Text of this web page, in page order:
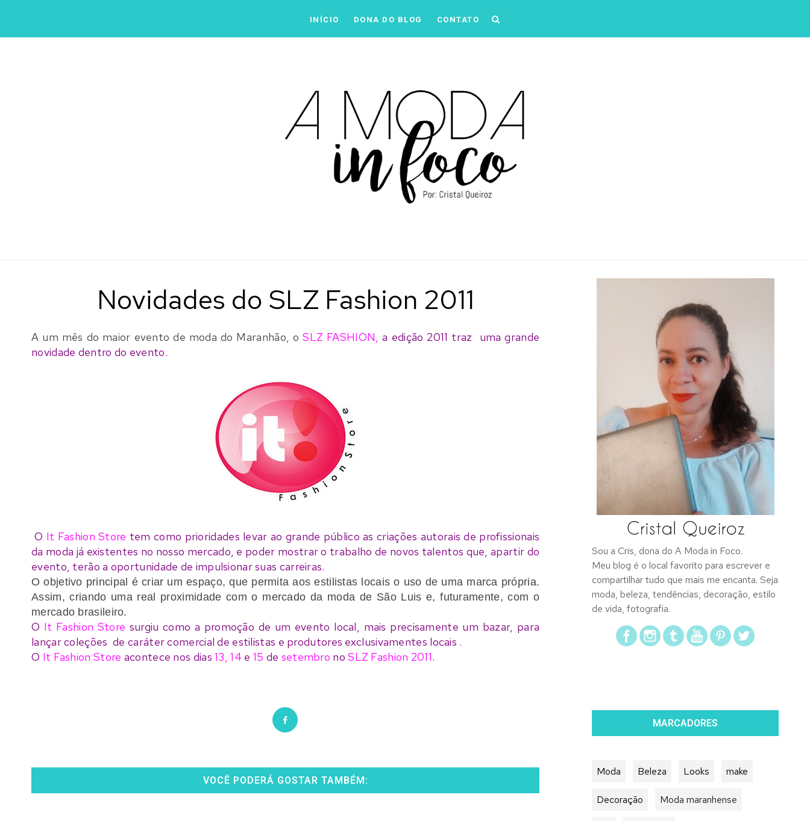
INÍCIO DONA DO BLOG CONTATO
Novidades do SLZ Fashion 2011
A um mês do maior evento de moda do Maranhão, oSLZ FASHION,a edição 2011 traz
uma grande
novidade dentro do evento.
O It Fashion Store tem como prioridades levar ao grande público as criações autorais de profissionais
da moda já existentes no nosso mercado, e poder mostrar o trabalho de novos talentos que, apartir do
evento, terão a oportunidade de impulsionar suas carreiras.
O objetivo principal é criar um espaço, que permita aos estilistas locais o uso de uma marca própria.
Assim, criando uma real proximidade com o mercado da moda de São Luis e, futuramente, com o
mercado brasileiro.
O It Fashion Store surgiu como a promoção de um evento local, mais precisamente um bazar, para
lançar coleções de caráter comercial de estilistas e produtores exclusivamentes locais .
O It Fashion Store acontece nos dias13, 14 e 15 de setembro noSLZ Fashion 2011.
VOCÊ PODERÁ GOSTAR TAMBÉM:
Sou a Cris, dona do A Moda in Foco.
Meu blog é o local favorito para escrever e
compartilhar tudo que mais me encanta. Seja
moda, beleza, tendências, decoração, estilo
de vida, fotografia.
MARCADORES
Moda Beleza Looks make
Decoração Moda maranhense